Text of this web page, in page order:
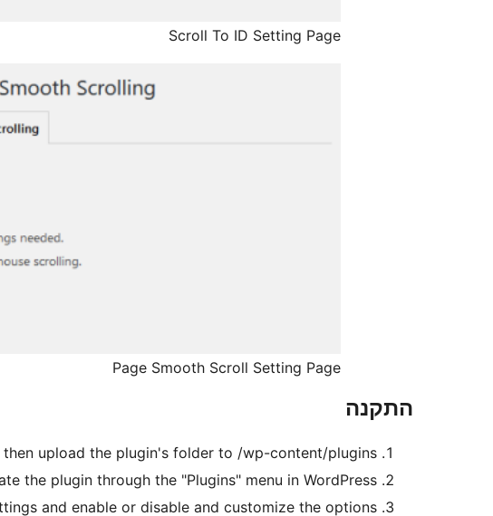
Scroll To ID Setting Page
Page Smooth Scroll Setting Page
התקנה
upload the plugin's folder to /wp-content/plugins/.
the plugin through the "Plugins" menu in WordPress.
and enable or disable and customize the options.